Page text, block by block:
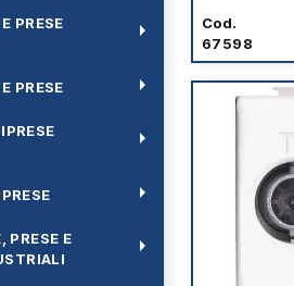
PRESE
arrow_right
PRESE arrow_right
arrow_right
arrow_right
E
arrow_right
Cod.
67598